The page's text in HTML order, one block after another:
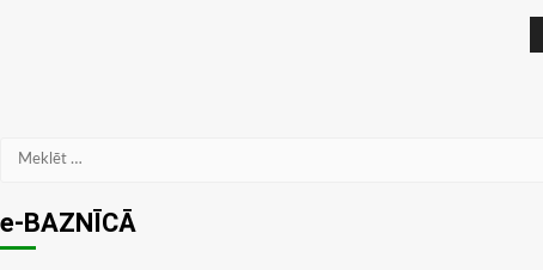
Meklēt:
e-BAZNĪCĀ